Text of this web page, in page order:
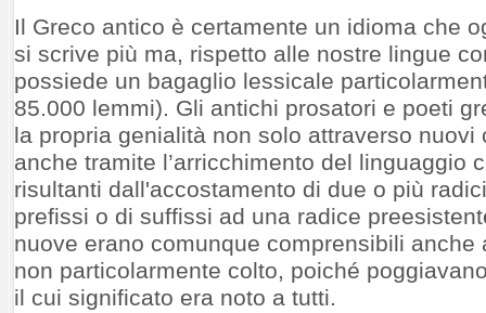
Il Greco antico è certamente un idioma che
si scrive più ma, rispetto alle nostre lingue
possiede un bagaglio lessicale
85.000 lemmi). Gli antichi prosatori e poeti
la propria genialità non solo attraverso nuovi
anche tramite l’arricchimento del linguaggio
risultanti dall'accostamento di due o più
prefissi o di suffissi ad una radice
nuove erano comunque comprensibili anche
non particolarmente colto, poiché
il cui significato era noto a tutti.